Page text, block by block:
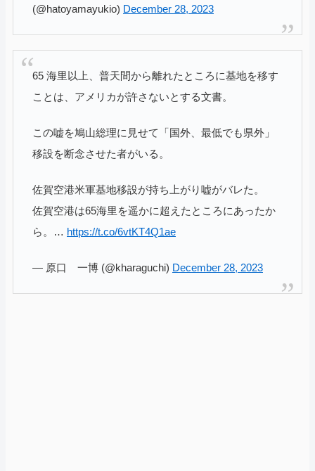
(@hatoyamayukio) December 28, 2023
65 海里以上、普天間から離れたところに基地を移す
ことは、アメリカが許さないとする文書。
この嘘を鳩山総理に見せて「国外、最低でも県外」
移設を断念させた者がいる。
佐賀空港米軍基地移設が持ち上がり嘘がバレた。
佐賀空港は65海里を遥かに超えたところにあったか
ら。… https://t.co/6vtKT4Q1ae
— 原口 一博 (@kharaguchi) December 28, 2023